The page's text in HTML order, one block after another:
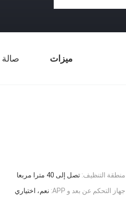
ميزات
منطقة التنظيف: تصل إلى 40 مترا مربعا
جهاز التحكم عن بعد و APP:
نعم، اختياري